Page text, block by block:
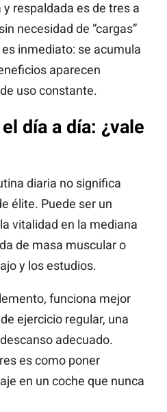
respaldada es de tres a
necesidad de “cargas”
inmediato: se acumula
aparecen
uso constante.
día a día: ¿vale
diaria no significa
élite. Puede ser un
vitalidad en la mediana
de masa muscular o
y los estudios.
funciona mejor
ejercicio regular, una
adecuado.
es como poner
en un coche que nunca